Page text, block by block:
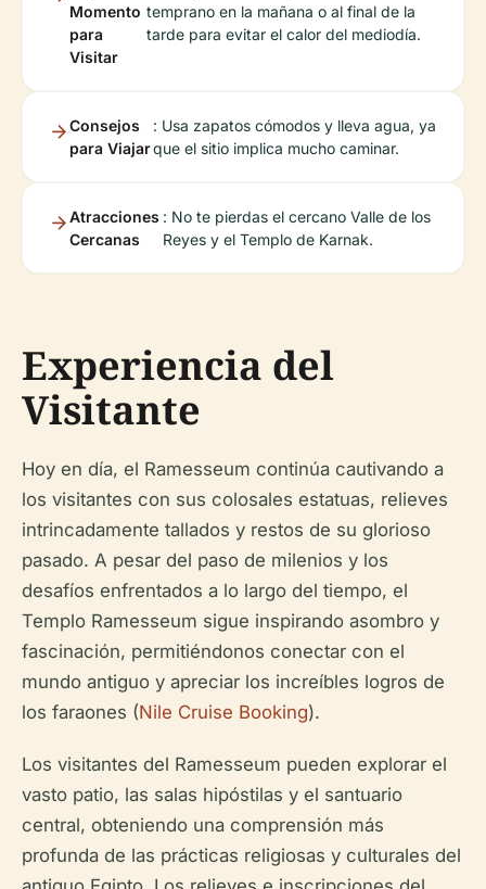
Momento
para
Visitar
temprano en la mañana o al final de la
tarde para evitar el calor del mediodía.
Consejos
para Viajar
: Usa zapatos cómodos y lleva agua, ya
que el sitio implica mucho caminar.
Atracciones
Cercanas
: No te pierdas el cercano Valle de los
Reyes y el Templo de Karnak.
Experiencia del
Visitante
Hoy en día, el Ramesseum continúa cautivando a
los visitantes con sus colosales estatuas, relieves
intrincadamente tallados y restos de su glorioso
pasado. A pesar del paso de milenios y los
desafíos enfrentados a lo largo del tiempo, el
Templo Ramesseum sigue inspirando asombro y
fascinación, permitiéndonos conectar con el
mundo antiguo y apreciar los increíbles logros de
los faraones (Nile Cruise Booking).
Los visitantes del Ramesseum pueden explorar el
vasto patio, las salas hipóstilas y el santuario
central, obteniendo una comprensión más
profunda de las prácticas religiosas y culturales del